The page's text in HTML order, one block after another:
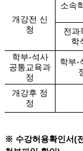
개강전 신
청
소속
전과
학
학부-석사
공통교육과
정
학부-
개강후 정
정
※ 수강허용확인서(